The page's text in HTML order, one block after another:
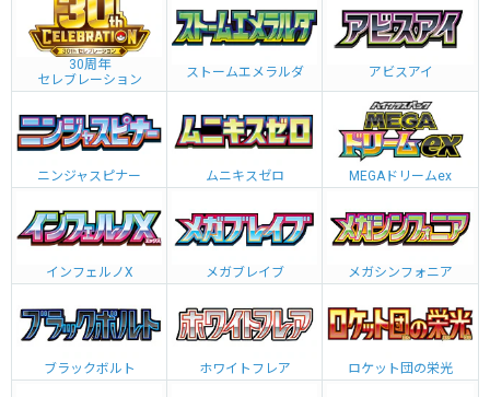
30周年
セレブレーション
ストームエメラルダ アビスアイ
ニンジャスピナー ムニキスゼロ MEGAドリームex
インフェルノX メガブレイブ メガシンフォニア
ブラックボルト ホワイトフレア ロケット団の栄光